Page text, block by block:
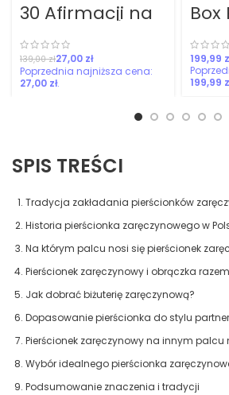
30 Afirmacji na
Każdy Dzień
Miesiąca
139,00zł27,00 zł
27,00 zł
Box
na
199,99
SPIS TREŚCI
Tradycja zakładania pierścionków
Historia pierścionka zaręczynowego w
Na którym palcu nosi się pierścionek
Pierścionek zaręczynowy i obrączka razem
Jak dobrać biżuterię zaręczynową?
Dopasowanie pierścionka do stylu
Pierścionek zaręczynowy na innym palcu
Wybór idealnego pierścionka
Podsumowanie znaczenia i tradycji